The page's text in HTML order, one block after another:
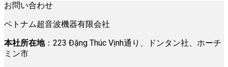
お問い合わせ
ベトナム超音波機器有限会社
本社所在地：223 Đặng Thúc Vịnh通り、ドンタン社、ホーチ
ミン市